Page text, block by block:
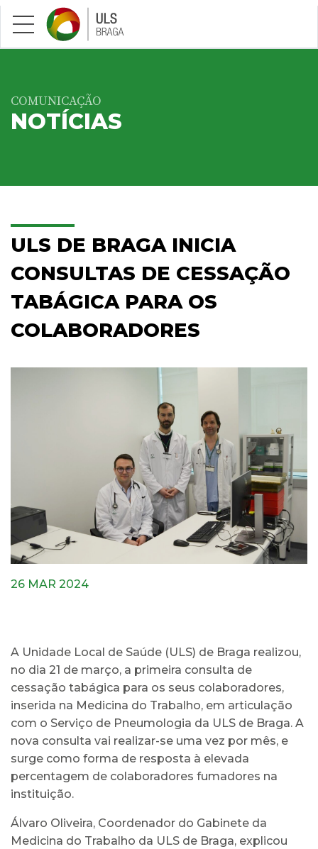
Saltar para conteúdo principal
COMUNICAÇÃO
NOTÍCIAS
ULS DE BRAGA INICIA
CONSULTAS DE CESSAÇÃO
TABÁGICA PARA OS
COLABORADORES
26 MAR 2024
A Unidade Local de Saúde (ULS) de Braga realizou,
no dia 21 de março, a primeira consulta de
cessação tabágica para os seus colaboradores,
inserida na Medicina do Trabalho, em articulação
com o Serviço de Pneumologia da ULS de Braga. A
nova consulta vai realizar-se uma vez por mês, e
surge como forma de resposta à elevada
percentagem de colaboradores fumadores na
instituição.
Álvaro Oliveira, Coordenador do Gabinete da
Medicina do Trabalho da ULS de Braga, explicou